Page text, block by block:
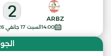
14:00السبت 17 جانفي 2026
ARBZ
2